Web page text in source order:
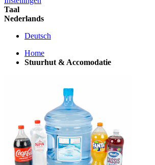
Taal
Nederlands
Deutsch
Home
Stuurhut & Accomodatie